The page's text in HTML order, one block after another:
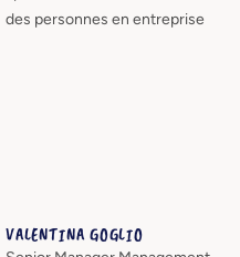
des personnes en entreprise
VALENTINA GOGLIO